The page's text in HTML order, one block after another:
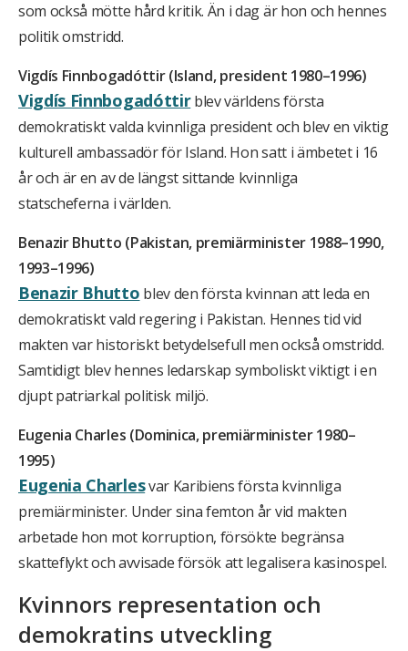
som också mötte hård kritik. Än i dag är hon och hennes
politik omstridd.
Vigdís Finnbogadóttir (Island, president 1980–1996)
Vigdís Finnbogadóttirblev världens första
demokratiskt valda kvinnliga president och blev en viktig
kulturell ambassadör för Island. Hon satt i ämbetet i 16
år och är en av de längst sittande kvinnliga
statscheferna i världen.
Benazir Bhutto (Pakistan, premiärminister 1988–1990,
1993–1996)
Benazir Bhutto blev den första kvinnan att leda en
demokratiskt vald regering i Pakistan. Hennes tid vid
makten var historiskt betydelsefull men också omstridd.
Samtidigt blev hennes ledarskap symboliskt viktigt i en
djupt patriarkal politisk miljö.
Eugenia Charles (Dominica, premiärminister 1980–
1995)
Eugenia Charlesvar Karibiens första kvinnliga
premiärminister. Under sina femton år vid makten
arbetade hon mot korruption, försökte begränsa
skatteflykt och avvisade försök att legalisera kasinospel.
Kvinnors representation och
demokratins utveckling